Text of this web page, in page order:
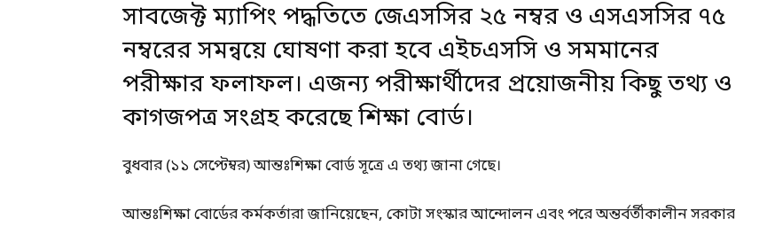
সাবজেক্ট ম্যাপিং পদ্ধতিতে জেএসসির ২৫ নম্বর ও এসএসসির ৭৫
নম্বরের সমন্বয়ে ঘোষণা করা হবে এইচএসসি ও সমমানের
পরীক্ষার ফলাফল। এজন্য পরীক্ষার্থীদের প্রয়োজনীয় কিছু তথ্য ও
কাগজপত্র সংগ্রহ করেছে শিক্ষা বোর্ড।
বুধবার (১১ সেপ্টেম্বর) আন্তঃশিক্ষা বোর্ড সূত্রে এ তথ্য জানা গেছে।
আন্তঃশিক্ষা বোর্ডের কর্মকর্তারা জানিয়েছেন, কোটা সংস্কার আন্দোলন এবং পরে অন্তর্বর্তীকালীন সরকার